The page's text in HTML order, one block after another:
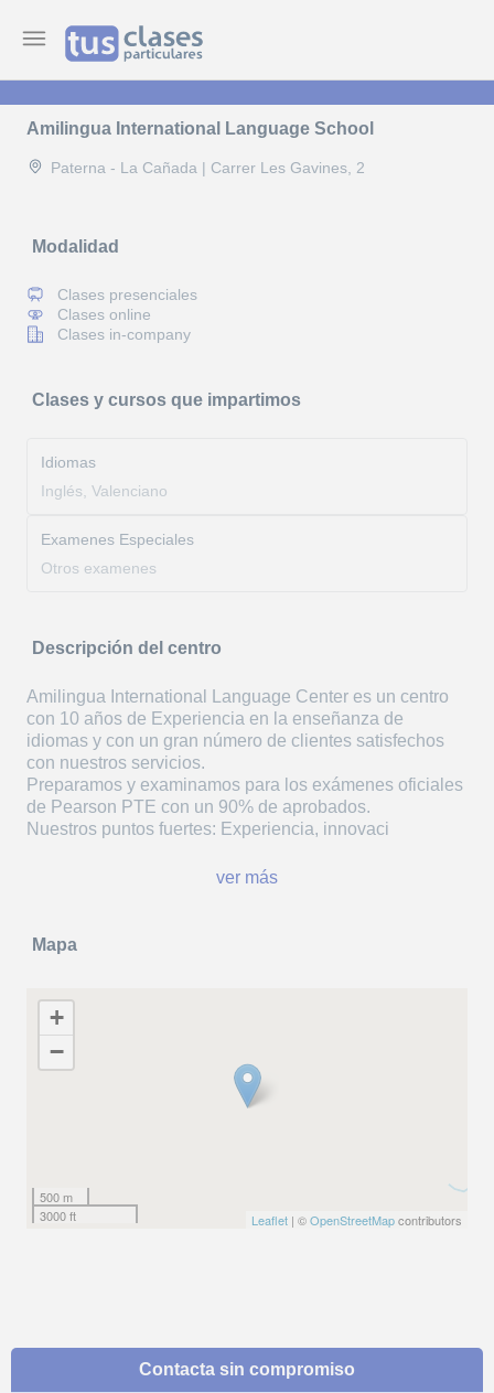
Amilingua International Language School
Paterna - La Cañada | Carrer Les Gavines, 2
Modalidad
Clases presenciales
Clases online
Clases in-company
Clases y cursos que impartimos
Idiomas
Inglés, Valenciano
Examenes Especiales
Otros examenes
Descripción del centro
Amilingua International Language Center es un centro
con 10 años de Experiencia en la enseñanza de
idiomas y con un gran número de clientes satisfechos
con nuestros servicios.
Preparamos y examinamos para los exámenes oficiales
de Pearson PTE con un 90% de aprobados.
Nuestros puntos fuertes: Experiencia, innovaci
ver más
Mapa
+
−
500 m
3000 ft
Leaflet | ©OpenStreetMapcontributors
Contacta sin compromiso